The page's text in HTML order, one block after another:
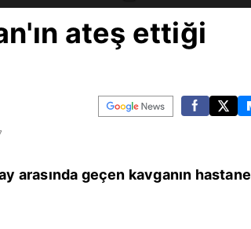
ateş ettiği
arasında geçen kavganın hastane